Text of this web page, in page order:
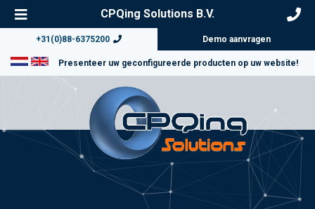
CPQing Solutions B.V.
+31(0)88-6375200 Demo aanvragen
Presenteer uw geconfigureerde producten op uw website!